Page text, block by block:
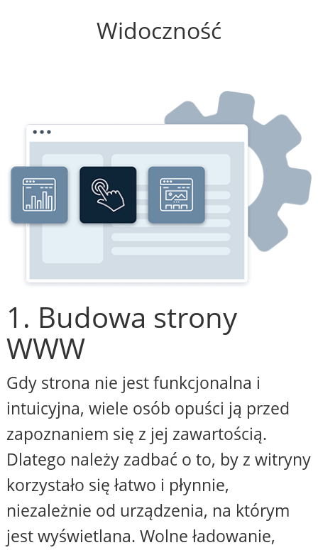
Widoczność
1. Budowa strony
WWW
Gdy strona nie jest funkcjonalna i
intuicyjna, wiele osób opuści ją przed
zapoznaniem się z jej zawartością.
Dlatego należy zadbać o to, by z witryny
korzystało się łatwo i płynnie,
niezależnie od urządzenia, na którym
jest wyświetlana. Wolne ładowanie,